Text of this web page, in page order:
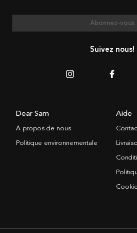
Abonnez-vous
Suivez nous!
Dear Sam
À propos de nous
Politique environnementale
Aide